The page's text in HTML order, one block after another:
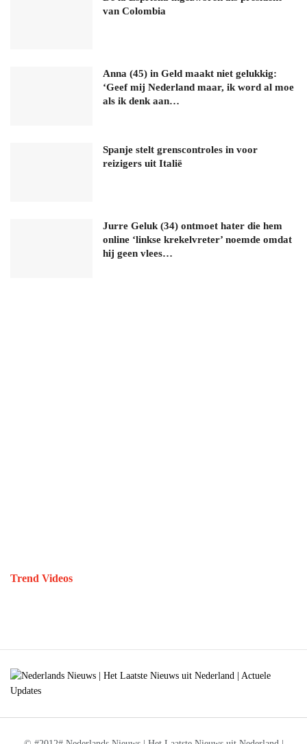
van Colombia
Anna (45) in Geld maakt niet gelukkig:
‘Geef mij Nederland maar, ik word al moe
als ik denk aan…
Spanje stelt grenscontroles in voor
reizigers uit Italië
Jurre Geluk (34) ontmoet hater die hem
online ‘linkse krekelvreter’ noemde omdat
hij geen vlees…
Trend Videos